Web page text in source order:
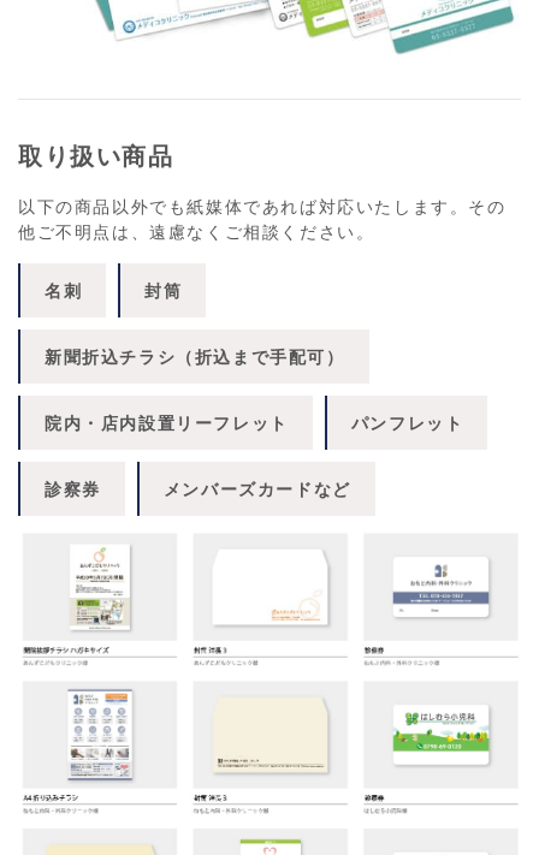
取り扱い商品
以下の商品以外でも紙媒体であれば対応いたします。その
他ご不明点は、遠慮なくご相談ください。
名刺 封筒
新聞折込チラシ（折込まで手配可）
院内・店内設置リーフレット パンフレット
診察券 メンバーズカードなど